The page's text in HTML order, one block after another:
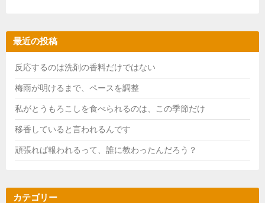
最近の投稿
反応するのは洗剤の香料だけではない
梅雨が明けるまで、ペースを調整
私がとうもろこしを食べられるのは、この季節だけ
移香していると言われるんです
頑張れば報われるって、誰に教わったんだろう？
カテゴリー